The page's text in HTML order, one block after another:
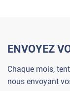
ENVOYEZ
Chaque mois,
nous envoyant